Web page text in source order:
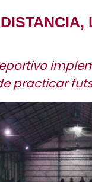
practicar